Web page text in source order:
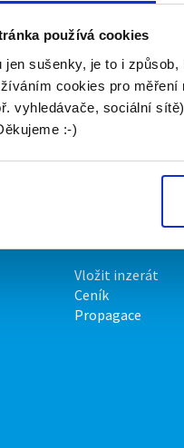
používá cookies
jen sušenky, je to i
cookies pro
vyhledávače, sociální
:-)
Vložit inzerát
Ceník
Propagace